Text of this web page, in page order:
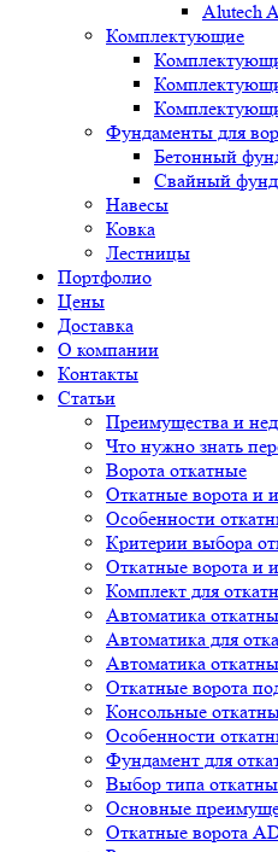
Alutech
Комплектующие
Фундаменты для
Бетонный
Свайный
Навесы
Ковка
Лестницы
Портфолио
Цены
Доставка
О компании
Контакты
Статьи
Преимущества и
Что нужно знать
Ворота откатные
Откатные ворота и
Особенности
Критерии выбора
Откатные ворота и
Комплект для
Автоматика
Автоматика для
Автоматика
Откатные ворота
Консольные
Особенности
Фундамент для
Выбор типа
Основные
Откатные ворота